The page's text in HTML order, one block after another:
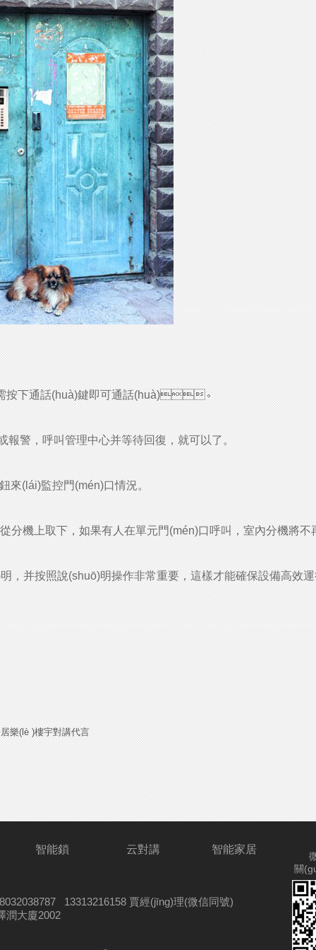
需按下通話(huà)鍵即可通話(huà)。
，呼叫管理中心并等待回復，就可以了。
來(lái)監控門(mén)口情況。
上取下，如果有人在單元門(mén)口呼叫，室內分機將不
，并按照說(shuō)明操作非常重要，這樣才能確保設備高效運行
居樂(lè )樓宇對講代言
智能鎖 云對講 智能家居
13313216158 賈經(jīng)理(微信同號)
潤大廈2002
關